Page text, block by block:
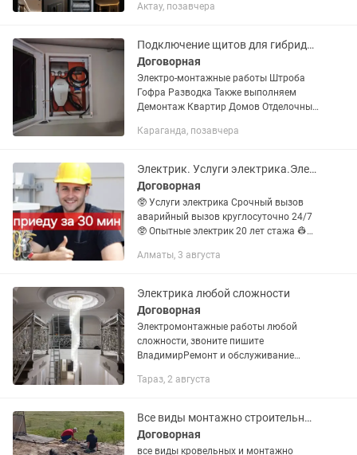
монтаж частных объектов и субъектов.
Актау, позавчера
Подключение щитов для гибридов электромобилей.Электро-монтажные работы
Договорная
Электро-монтажные работы Штроба
Гофра Разводка Также выполняем
Демонтаж Квартир Домов Отделочные
Официальные помещения Цены ниже
расчёт.
Караганда, позавчера
Электрик. Услуги электрика.Электрик на дом. Электрик в Алматы круглосуточно
Договорная
🥸 Услуги электрика Срочный вызов
аварийный вызов круглосуточно 24/7
🥸 Опытные электрик 20 лет стажа 👷
Электромонтажные работы. ⚡️
КипИа Сборка...
Алматы, 3 августа
Электрика любой сложности
Договорная
Электромонтажные работы любой
сложности, звоните пишите
ВладимирРемонт и обслуживание
масла,капитальный аварийный
балок переделка на...
Тараз, 2 августа
Все виды монтажно строительных кровельных сантехнических и электро работ
Договорная
все виды кровельных и монтажно